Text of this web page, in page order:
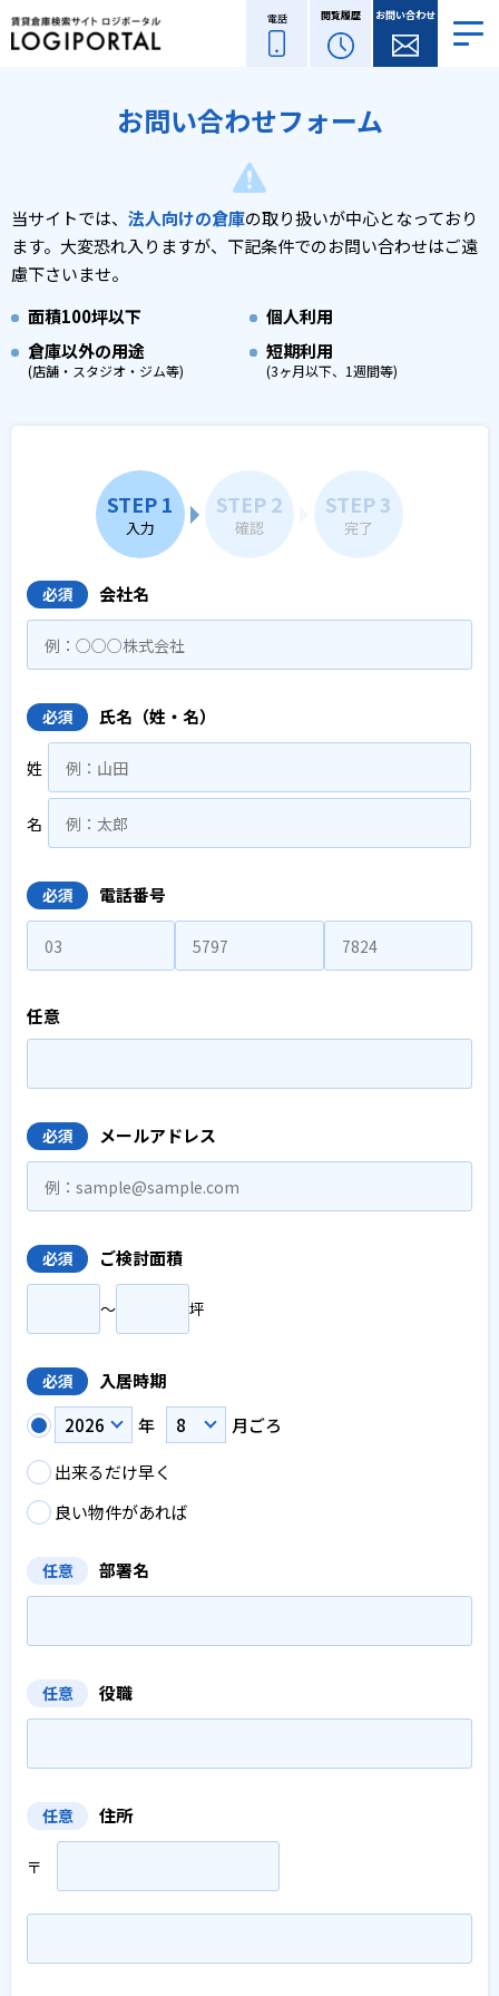
電話 閲覧履歴 お問い合わせ
お問い合わせフォーム
当サイトでは、 法人向けの倉庫の取り扱いが中心となっており
ます。 大変恐れ入りますが、下記条件でのお問い合わせはご遠
慮下さいませ。
面積100坪以下
個人利用
倉庫以外の用途
(店舗・スタジオ・ジム等)
短期利用
(3ヶ月以下、1週間等)
STEP 1
入力
STEP 2
確認
STEP 3
完了
必須 会社名
必須 氏名（姓・名）
姓
名
必須 電話番号
任意
必須 メールアドレス
必須 ご検討面積
〜 坪
必須
入居時期
年
月ごろ
出来るだけ早く
良い物件があれば
任意 部署名
任意 役職
任意 住所
〒